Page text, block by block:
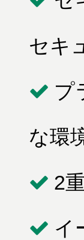
セキ
プ
な環
2
イ